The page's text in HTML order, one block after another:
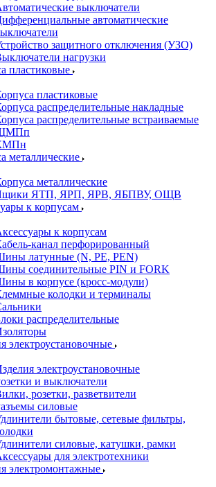
выключатели
автоматические
защитного отключения (УЗО)
нагрузки
пластиковые
пластиковые
распределительные накладные
распределительные встраиваемые
металлические
металлические
ЯТП, ЯРП, ЯРВ, ЯБПВУ, ОЩВ
к корпусам
к корпусам
канал перфорированный
латунные (N, PE, PEN)
соединительные PIN и FORK
в корпусе (кросс-модули)
колодки и терминалы
распределительные
электроустановочные
электроустановочные
и выключатели
розетки, разветвители
силовые
бытовые, сетевые фильтры,
силовые, катушки, рамки
для электротехники
электромонтажные